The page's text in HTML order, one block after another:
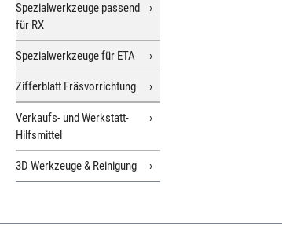
Spezialwerkzeuge passend
für RX
Spezialwerkzeuge für ETA
Zifferblatt Fräsvorrichtung
Verkaufs- und Werkstatt-
Hilfsmittel
3D Werkzeuge & Reinigung